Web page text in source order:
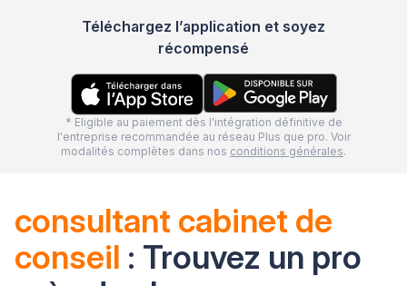
Téléchargez l’application et soyez
récompensé
* Eligible au paiement dès l'intégration définitive de
l'entreprise recommandée au réseau Plus que pro. Voir
modalités complètes dans nos conditions générales.
consultant cabinet de
conseil : Trouvez un pro